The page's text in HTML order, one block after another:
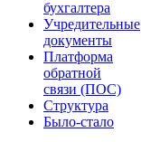
бухгалтера
Учредительные
документы
Платформа
обратной
связи (ПОС)
Структура
Было-стало